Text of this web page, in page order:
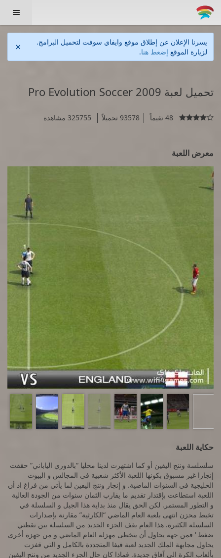

يسرنا الإعلان عن إطلاق موقع وايفاي سوفت لتحميل البرامج.
لزيارة الموقع إضعط هنا.
×
تحميل لعبة Pro Evolution Soccer 2009
 48 تقيماً 93578 تحميلاً 325755 مشاهدة
معرض اللعبة
حكاية اللعبة
سلسلسة وننج اليفين أو كما اشتهرت لدينا محليا “بالدوري الياباني” حققت
إنجازا غير مسبوق بكونها اللعبة الأكثر شعبية في المجالس و البيوت
الخليجية في السنوات الماضية. و إنجاز وننج اليفين لما يأتي من فراغ اذ أن
اللعبة استطاعت بإقتدار تقديم ما يقارب الثمان سنوات من الجودة العالية
و التطور المستمر. لكن الحق يقال منذ بداية هذا الجيل و السلسلة في
تخبط محزن انتهى بلعبة العام الماضي “الكارثية” مقارنة بإصدارات
السلسلة الكثيرة. هذا العام يقف الجزء الجديد من السلسلة بين نقطتي
ضغط ‘ فمن جهة يحاول أن يتخطى مهزلة العام الماضي و من جهزة أخرى
يحاول مجابهة الملك الجديد لعبة فيفا المتجددة بالكامل و التي قفزت
بألعاب الكرة الى آفاق جديدة. فماذا كان حال الجزء الجديد من وننج اليفين